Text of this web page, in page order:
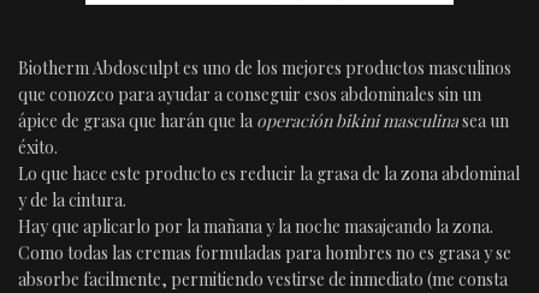
Biotherm Abdosculpt es uno de los mejores productos masculinos
que conozco para ayudar a conseguir esos abdominales sin un
ápice de grasa que harán que la operación bikini masculinasea un
éxito.
Lo que hace este producto es reducir la grasa de la zona abdominal
y de la cintura.
Hay que aplicarlo por la mañana y la noche masajeando la zona.
Como todas las cremas formuladas para hombres no es grasa y se
absorbe facilmente, permitiendo vestirse de inmediato (me consta